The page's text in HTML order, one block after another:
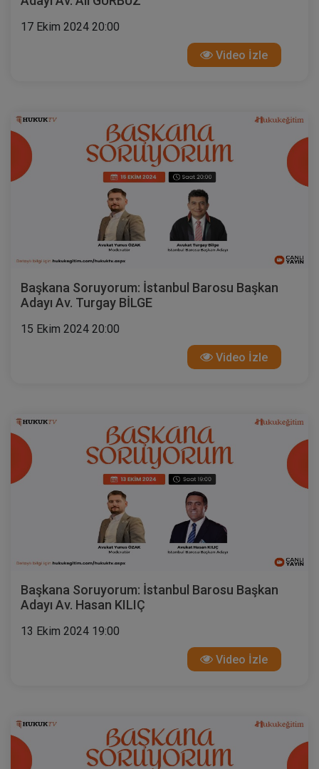
17 Ekim 2024 20:00
Video İzle
Başkana Soruyorum: İstanbul Barosu Başkan
Adayı Av. Turgay BİLGE
15 Ekim 2024 20:00
Video İzle
Başkana Soruyorum: İstanbul Barosu Başkan
Adayı Av. Hasan KILIÇ
13 Ekim 2024 19:00
Video İzle